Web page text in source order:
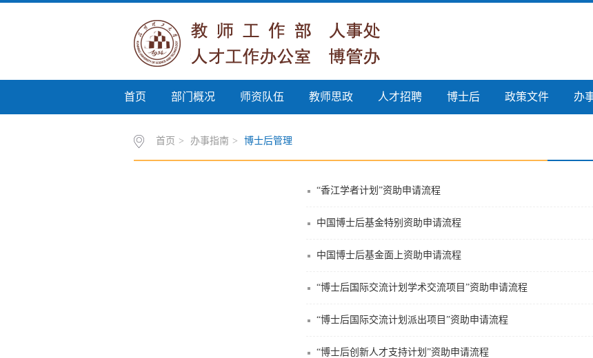
首页 部门概况 师资队伍 教师思政 人才招聘 博士后 政策文件 办
首页 > 办事指南 > 博士后管理
“香江学者计划”资助申请流程
中国博士后基金特别资助申请流程
中国博士后基金面上资助申请流程
“博士后国际交流计划学术交流项目”资助申请流程
“博士后国际交流计划派出项目”资助申请流程
“博士后创新人才支持计划”资助申请流程